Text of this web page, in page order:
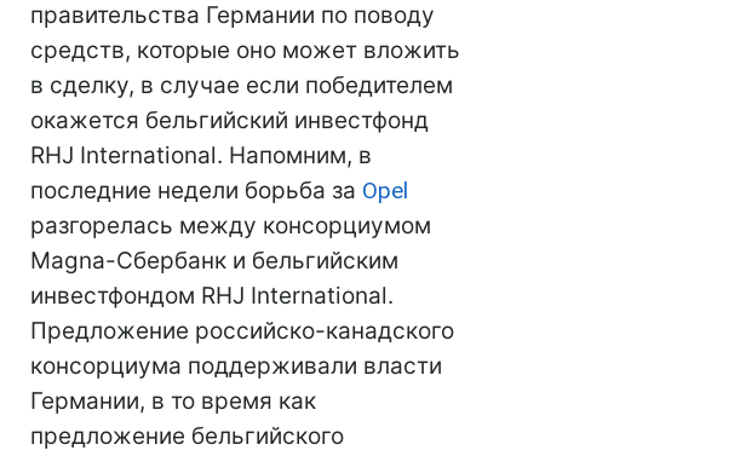
правительства Германии по поводу
средств, которые оно может вложить
в сделку, в случае если победителем
окажется бельгийский инвестфонд
RHJ International. Напомним, в
последние недели борьба за Opel
разгорелась между консорциумом
Magna-Сбербанк и бельгийским
инвестфондом RHJ International.
Предложение российско-канадского
консорциума поддерживали власти
Германии, в то время как
предложение бельгийского